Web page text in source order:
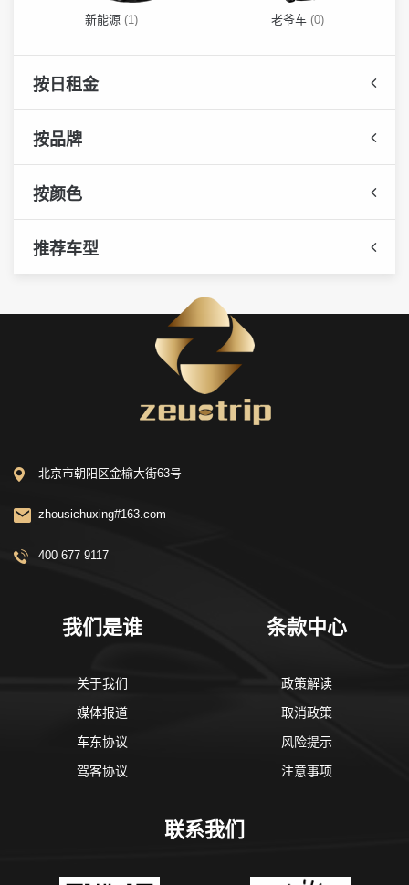
新能源 (1) 老爷车 (0)
按日租金
按品牌
按颜色
推荐车型
北京市朝阳区金榆大街63号
zhousichuxing#163.com
400 677 9117
我们是谁
关于我们
媒体报道
车东协议
驾客协议
条款中心
政策解读
取消政策
风险提示
注意事项
联系我们